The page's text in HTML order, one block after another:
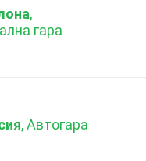
,
гара
, Автогара